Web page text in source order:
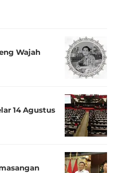
Wajah
14 Agustus